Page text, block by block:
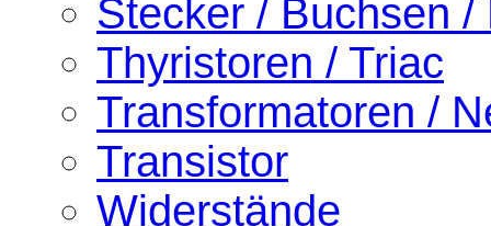
Stecker / Buchsen /
Thyristoren / Triac
Transformatoren /
Transistor
Widerstände